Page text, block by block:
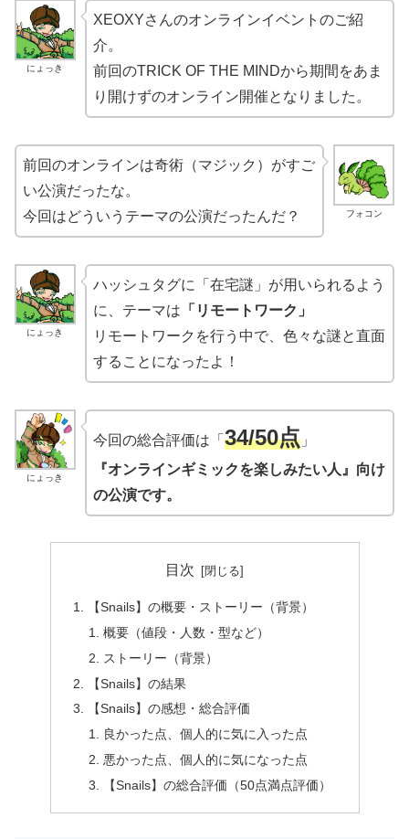
にょっき
XEOXYさんのオンラインイベントのご紹
介。
前回のTRICK OF THE MINDから期間をあま
り開けずのオンライン開催となりました。
フォコン
前回のオンラインは奇術（マジック）がすご
い公演だったな。
今回はどういうテーマの公演だったんだ？
にょっき
ハッシュタグに「在宅謎」が用いられるよう
に、テーマは 「リモートワーク」
リモートワークを行う中で、色々な謎と直面
することになったよ！
にょっき
今回の総合評価は「 34/50点」
『オンラインギミックを楽しみたい人』向け
の公演です。
目次
【Snails】の概要・ストーリー（背景）
概要（値段・人数・型など）
ストーリー（背景）
【Snails】の結果
【Snails】の感想・総合評価
良かった点、個人的に気に入った点
悪かった点、個人的に気になった点
【Snails】の総合評価（50点満点評価）